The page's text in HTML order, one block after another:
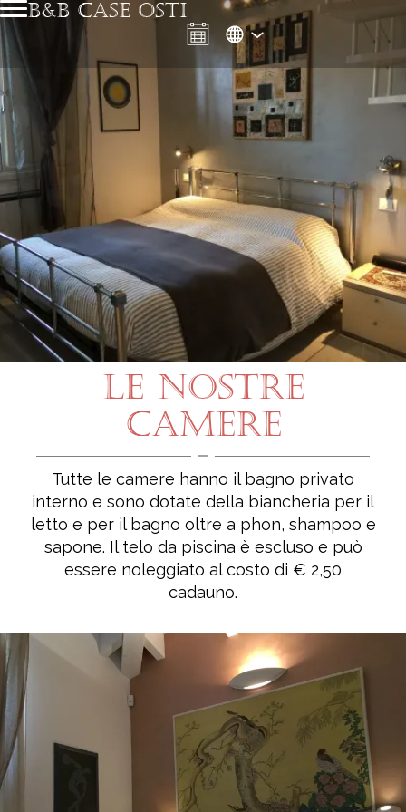
B&B CASE OSTI
LE NOSTRE
CAMERE
Tutte le camere hanno il bagno privato
interno e sono dotate della biancheria per il
letto e per il bagno oltre a phon, shampoo e
sapone. Il telo da piscina è escluso e può
essere noleggiato al costo di € 2,50
cadauno.